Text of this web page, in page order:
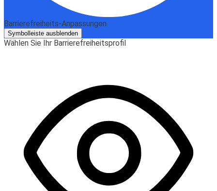
Barrierefreiheits-Anpassungen
Symbolleiste ausblenden
Wählen Sie Ihr Barrierefreiheitsprofil